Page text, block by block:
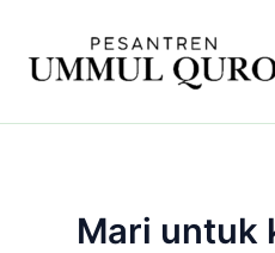
content
Mari untuk